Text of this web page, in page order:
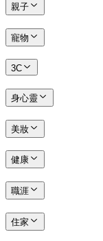
親子
寵物
3C
身心靈
美妝
健康
職涯
住家